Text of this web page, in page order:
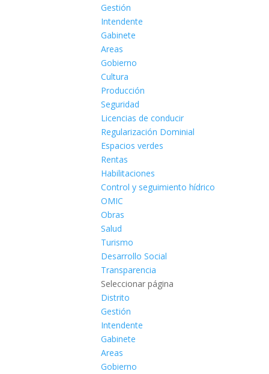
Gestión
Intendente
Gabinete
Areas
Gobierno
Cultura
Producción
Seguridad
Licencias de conducir
Regularización Dominial
Espacios verdes
Rentas
Habilitaciones
Control y seguimiento hídrico
OMIC
Obras
Salud
Turismo
Desarrollo Social
Transparencia
Seleccionar página
Distrito
Gestión
Intendente
Gabinete
Areas
Gobierno